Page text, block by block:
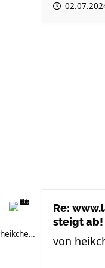
heikchen007
Re:
steigt ab!
von